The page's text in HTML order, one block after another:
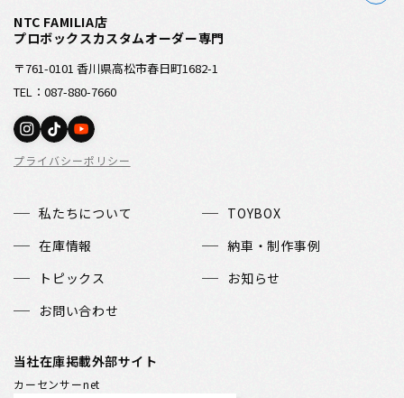
NTC FAMILIA店
プロボックスカスタムオーダー専門
〒761-0101 香川県高松市春日町1682-1
TEL：087-880-7660
プライバシーポリシー
私たちについて
TOYBOX
在庫情報
納車・制作事例
トピックス
お知らせ
お問い合わせ
当社在庫掲載外部サイト
カーセンサーnet